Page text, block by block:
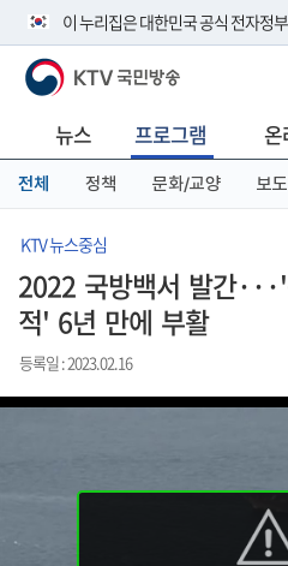
이 누리집은 대한민국 공식 전자정
공식 누리집 주소 확인하기
니다.
이밖에 or.kr 또는 .kr등 다른 도메인
서 도메인 주소를 확인해 보세요
KTV 국민방송
뉴스 프로그램 온
전체 정책 문화/교양 보도
KTV 뉴스중심
2022 국방백서 발간
적' 6년 만에 부활
등록일 : 2023.02.16